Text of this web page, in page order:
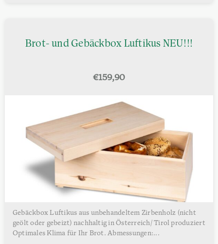
Brot- und Gebäckbox Luftikus NEU!!!
€159,90
Gebäckbox Luftikus aus unbehandeltem Zirbenholz (nicht
geölt oder gebeizt) nachhaltig in Österreich/ Tirol produziert
Optimales Klima für Ihr Brot. Abmessungen:...